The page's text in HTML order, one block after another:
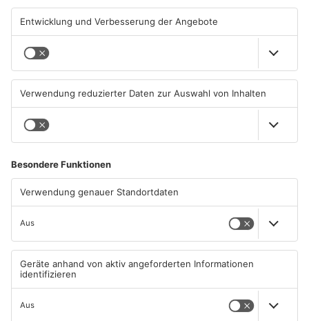
Große Baustelle in
Aschaffenburger Innenstadt
beendet
05.08.2026, 06:40 UHR IN
ASCHAFFENBURG
Feuerwerk löst wohl Brand in
Aschaffenburg-Schweinheim
aus
ASCHAFFENBURG